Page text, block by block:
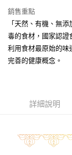
1.本服務由台灣大哥大
2.付款方式選擇「大
流程，驗證手機門號後
成交易。
3.實際核准額度、可分
4.訂單成立30分鐘內，
醒簡訊。
【注意事項】
1.本服務係由「台灣
AFTEE先享後付
相關說明
【關於「AFTEE先享
AFTEE先享後付是「
便利好安心！
１．簡單：不需註冊會
１．於結帳方式選擇
３．收到繳費通知簡
ATM／網路銀行／等
冷凍宅配-本島
銷售重點
「天然、有機、無
毒的食材，國家認證
利用食材最原始的味
完善的健康概念。
詳細說明